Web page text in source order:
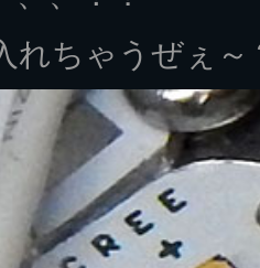
れちゃうぜぇ～